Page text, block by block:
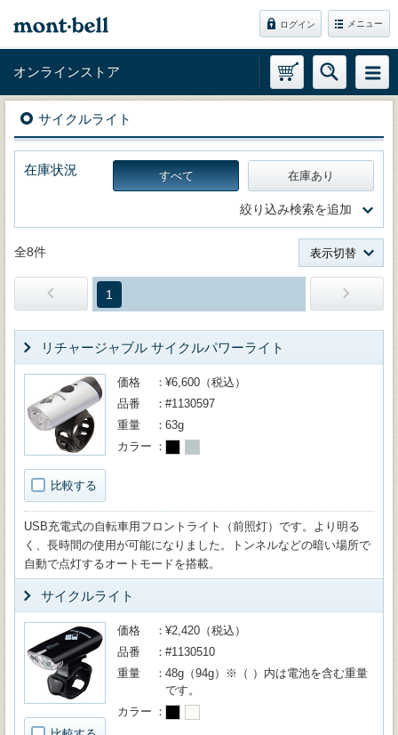
ログイン メニュー
オンラインストア
サイクルライト
在庫状況 すべて 在庫あり
絞り込み検索を追加
全8件 表示切替
1
リチャージャブル サイクルパワーライト
比較する
価格
¥6,600（税込）
品番
#1130597
重量
63g
カラー
USB充電式の自転車用フロントライト（前照灯）です。より明る
く、長時間の使用が可能になりました。トンネルなどの暗い場所で
自動で点灯するオートモードを搭載。
サイクルライト
価格
¥2,420（税込）
品番
#1130510
重量
48g（94g）※（ ）内は電池を含む重量
です。
カラー